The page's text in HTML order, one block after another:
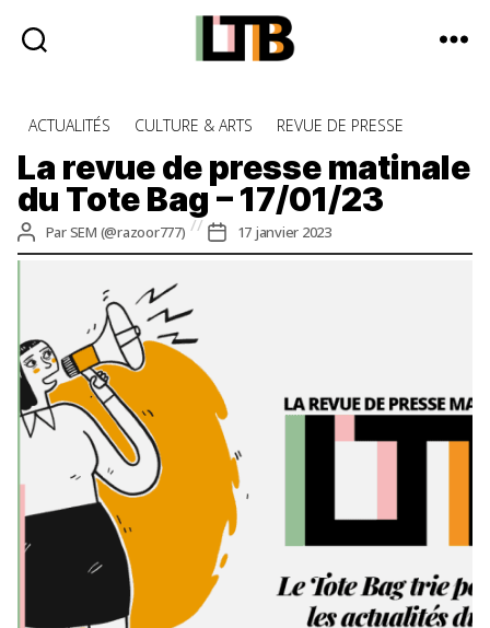
Bag
-
Média
d'information
quotidienne
Catégories
ACTUALITÉS CULTURE & ARTS REVUE DE PRESSE
La revue de presse matinale
du Tote Bag – 17/01/23
Auteur
de
ParSEM (@razoor777)
Date
de
17 janvier 2023